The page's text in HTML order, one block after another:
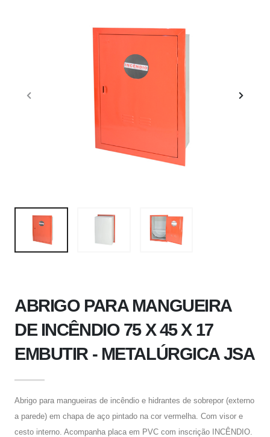
ABRIGO PARA MANGUEIRA
DE INCÊNDIO 75 X 45 X 17
EMBUTIR - METALÚRGICA JSA
Abrigo para mangueiras de incêndio e hidrantes de sobrepor (externo
a parede) em chapa de aço pintado na cor vermelha. Com visor e
cesto interno. Acompanha placa em PVC com inscrição INCÊNDIO.